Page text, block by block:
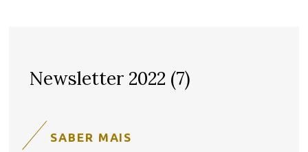
Newsletter 2022 (7)
SABER MAIS